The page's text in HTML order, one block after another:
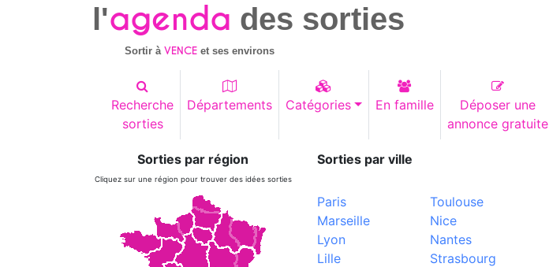
l'agenda des sorties
Sortir àVENCE et ses environs
Recherche
sorties
Départements Catégories En famille
Déposer une
annonce gratuite
Sorties par région
Cliquez sur une région pour trouver des idées sorties
Sorties par ville
Paris
Marseille
Lyon
Lille
Toulouse
Nice
Nantes
Strasbourg